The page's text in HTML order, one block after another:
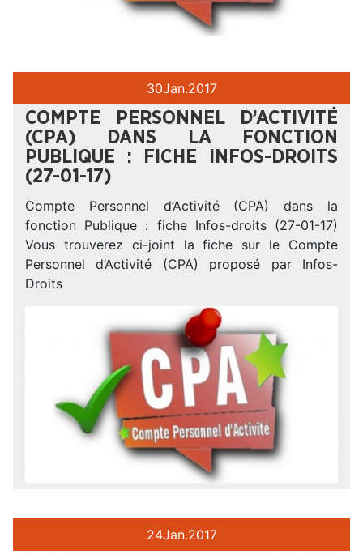
30Jan.2017
COMPTE PERSONNEL D’ACTIVITÉ
(CPA) DANS LA FONCTION
PUBLIQUE : FICHE INFOS-DROITS
(27-01-17)
Compte Personnel d’Activité (CPA) dans la
fonction Publique : fiche Infos-droits (27-01-17)
Vous trouverez ci-joint la fiche sur le Compte
Personnel d’Activité (CPA) proposé par Infos-
Droits
24Jan.2017